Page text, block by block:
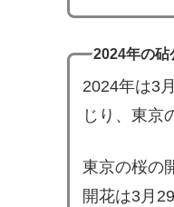
2024年の砧
2024年は3
じり、東京
東京の桜の
開花は3月